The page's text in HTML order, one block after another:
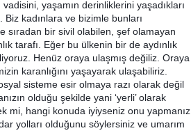
yaşamın derinliklerini yaşadıkları
kadınlara ve bizimle bunları
sıradan bir sivil olabilen, şef olamayan
tarafı. Eğer bu ülkenin bir de aydınlık
Henüz oraya ulaşmış değiliz. Oraya
karanlığını yaşayarak ulaşabiliriz.
sisteme esir olmaya razı olarak değil
olduğu şekilde yani ‘yerli’ olarak
mi, hangi konuda iyiyseniz onu yapmanız
yolları olduğunu söylersiniz ve umarım